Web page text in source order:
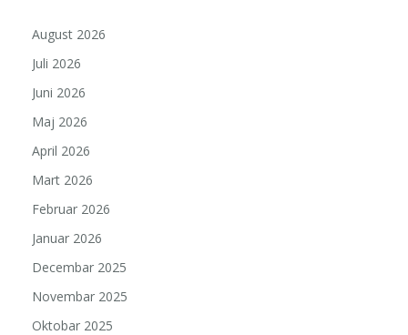
August 2026
Juli 2026
Juni 2026
Maj 2026
April 2026
Mart 2026
Februar 2026
Januar 2026
Decembar 2025
Novembar 2025
Oktobar 2025